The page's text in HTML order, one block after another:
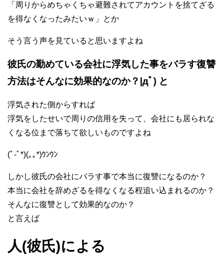
「周りからめちゃくちゃ避難されてアカウントを捨てざる
を得なくなったみたいｗ」とか
そう言う声を見ていると思いますよね
彼氏の勤めている会社に浮気した事をバラす復讐
方法はそんなに効果的なのか？|дﾟ) と
浮気された側からすれば
浮気をしたせいで周りの信用を失って、会社にも居られな
くなる位まで落ちて欲しいものですよね
(ﾟ-ﾟ*)(｡｡*)ｳﾝｳﾝ
しかし彼氏の会社にバラす事で本当に復讐になるのか？
本当に会社を辞めざるを得なくなる程追い込まれるのか？
そんなに復讐として効果的なのか？
と言えば
人(彼氏)による